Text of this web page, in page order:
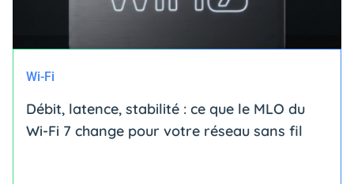
Wi-Fi
Débit, latence, stabilité : ce que le MLO du
Wi-Fi 7 change pour votre réseau sans fil